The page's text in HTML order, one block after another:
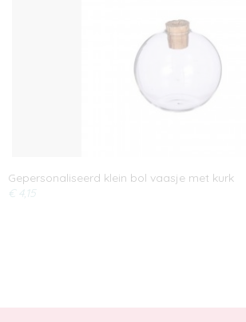
Gepersonaliseerd klein bol vaasje met kurk
€ 4,15